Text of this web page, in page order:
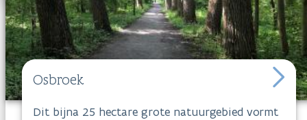
de baas.
Osbroek
Dit bijna 25 hectare grote natuurgebied vormt